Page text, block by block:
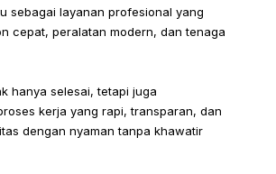
sebagai layanan profesional yang
cepat, peralatan modern, dan tenaga
hanya selesai, tetapi juga
kerja yang rapi, transparan, dan
dengan nyaman tanpa khawatir